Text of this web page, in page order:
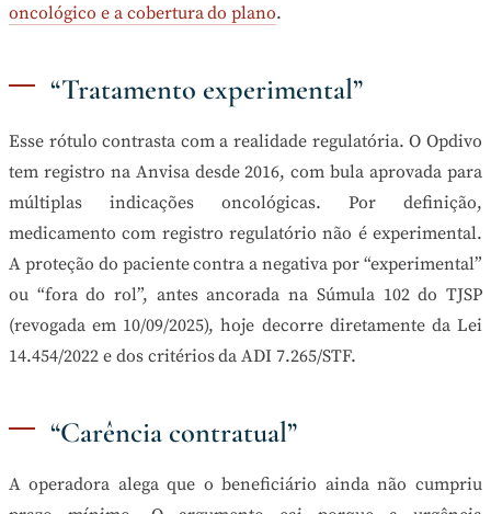
oncológico e a cobertura do plano.
“Tratamento experimental”
Esse rótulo contrasta com a realidade regulatória. O Opdivo
tem registro na Anvisa desde 2016, com bula aprovada para
múltiplas indicações oncológicas. Por definição,
medicamento com registro regulatório não é experimental.
A proteção do paciente contra a negativa por “experimental”
ou “fora do rol”, antes ancorada na Súmula 102 do TJSP
(revogada em 10/09/2025), hoje decorre diretamente da Lei
14.454/2022 e dos critérios da ADI 7.265/STF.
“Carência contratual”
A operadora alega que o beneficiário ainda não cumpriu